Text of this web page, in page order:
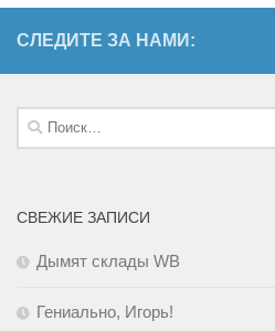
СЛЕДИТЕ ЗА НАМИ:
Найти:
СВЕЖИЕ ЗАПИСИ
Дымят склады WB
Гениально, Игорь!